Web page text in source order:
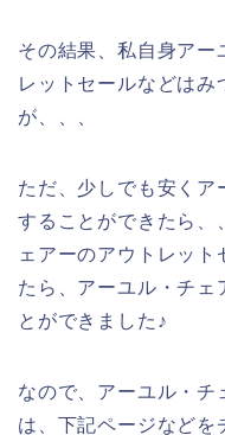
その結果、私自身アー
レットセールなどはみ
が、、、
ただ、少しでも安くア
することができたら、
ェアーのアウトレッ
たら、アーユル・チェ
とができました♪
なので、アーユル・チ
は、下記ページなどを